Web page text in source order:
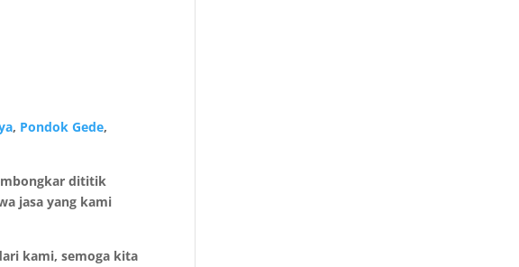
, Pondok Gede,
dititik
jasa yang kami
kami, semoga kita